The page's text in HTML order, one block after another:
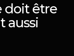
doit être
aussi